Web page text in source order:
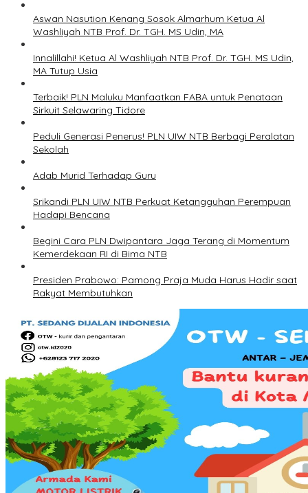
Aswan Nasution Kenang Sosok Almarhum Ketua Al
Washliyah NTB Prof. Dr. TGH. MS Udin, MA
Innalillahi! Ketua Al Washliyah NTB Prof. Dr. TGH. MS Udin,
MA Tutup Usia
Terbaik! PLN Maluku Manfaatkan FABA untuk Penataan
Sirkuit Selawaring Tidore
Peduli Generasi Penerus! PLN UIW NTB Berbagi Peralatan
Sekolah
Adab Murid Terhadap Guru
Srikandi PLN UIW NTB Perkuat Ketangguhan Perempuan
Hadapi Bencana
Begini Cara PLN Dwipantara Jaga Terang di Momentum
Kemerdekaan RI di Bima NTB
Presiden Prabowo: Pamong Praja Muda Harus Hadir saat
Rakyat Membutuhkan